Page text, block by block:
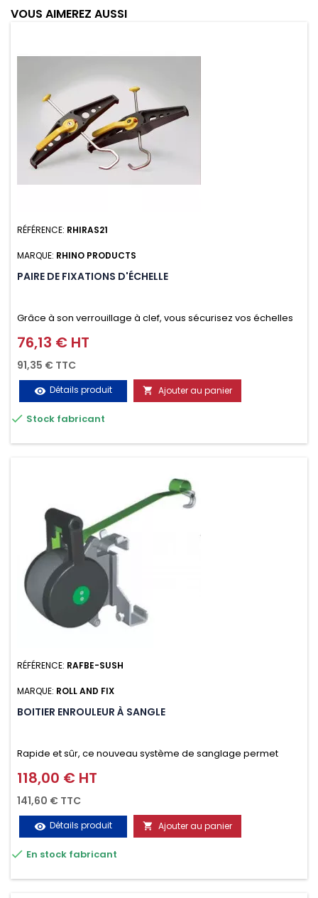
VOUS AIMEREZ AUSSI
RÉFÉRENCE: RHIRAS21
MARQUE: RHINO PRODUCTS
PAIRE DE FIXATIONS D'ÉCHELLE
Grâce à son verrouillage à clef, vous sécurisez vos échelles
d'un seul geste aussi bien contre le vol que pendant le
transport. Référence vendue par paire.
Prix
76,13 € HT
91,35 € TTC
visibility Détails produit  Ajouter au panier
 Stock fabricant
RÉFÉRENCE: RAFBE-SUSH
MARQUE: ROLL AND FIX
BOITIER ENROULEUR À SANGLE
Rapide et sûr, ce nouveau système de sanglage permet
d’arrimer le chargement sur la galerie en moins d’une
minute.
Prix
118,00 € HT
141,60 € TTC
visibility Détails produit  Ajouter au panier
 En stock fabricant